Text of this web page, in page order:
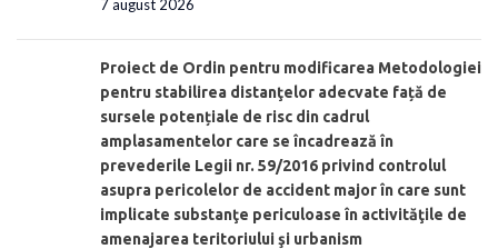
7 august 2026
Proiect de Ordin pentru modificarea Metodologiei
pentru stabilirea distanţelor adecvate față de
sursele potențiale de risc din cadrul
amplasamentelor care se încadrează în
prevederile Legii nr. 59/2016 privind controlul
asupra pericolelor de accident major în care sunt
implicate substanţe periculoase în activităţile de
amenajarea teritoriului şi urbanism